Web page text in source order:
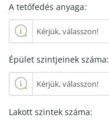
A tetőfedés anyaga:
Épület szintjeinek száma:
Lakott szintek száma: